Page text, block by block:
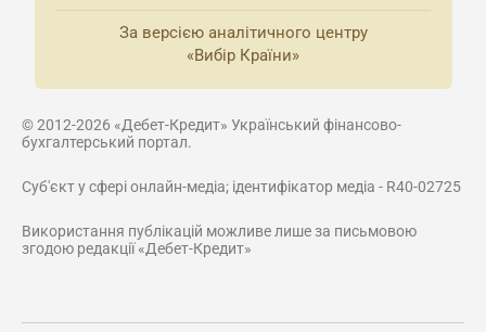
За версією аналітичного центру
«Вибір Країни»
© 2012-2026 «Дебет-Кредит» Український фінансово-
бухгалтерський портал.
Суб'єкт у сфері онлайн-медіа; ідентифікатор медіа - R40-02725
Використання публікацій можливе лише за письмовою
згодою редакції «Дебет-Кредит»